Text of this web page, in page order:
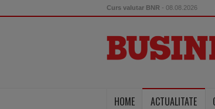
Curs valutar BNR - 08.08.2026
HOME ACTUALITATE